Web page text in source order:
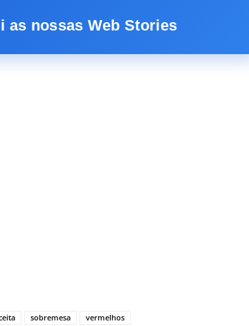
as nossas Web Stories
sobremesa vermelhos